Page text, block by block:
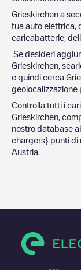
Grieskirchen a
tua auto elettrica,
caricabatterie,
Se desideri
Grieskirchen ,
e quindi cerca
geolocalizzazione
Controlla tutti i
Grieskirchen ,
nostro database
chargers} punti di
Austria